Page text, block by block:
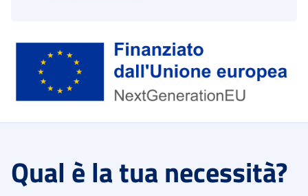
Qual è la tua necessità?